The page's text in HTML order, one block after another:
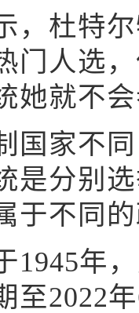
杜特尔
门人选
她就不
家不同
是分别
于不同
年，
至2022